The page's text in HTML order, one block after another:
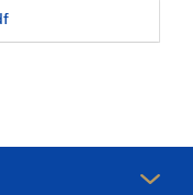
TS Chýně